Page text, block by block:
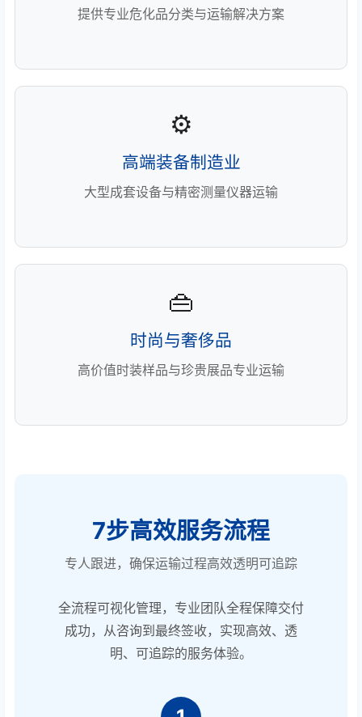
提供专业危化品分类与运输解决方案
⚙️
高端装备制造业
大型成套设备与精密测量仪器运输
👜
时尚与奢侈品
高价值时装样品与珍贵展品专业运输
7步高效服务流程
专人跟进，确保运输过程高效透明可追踪
全流程可视化管理，专业团队全程保障交付
成功，从咨询到最终签收，实现高效、透
明、可追踪的服务体验。